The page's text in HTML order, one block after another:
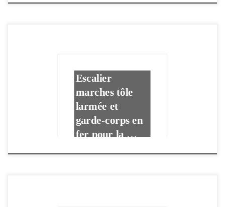
Escalier
marches tôle
larmée et
garde-corps en
fer pour la …